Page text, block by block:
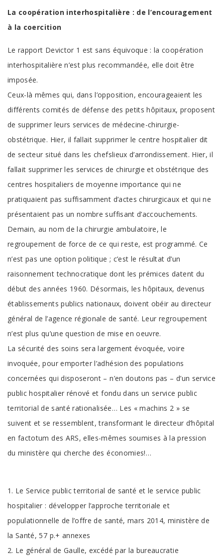
La coopération interhospitalière : de l’encouragement
à la coercition
Le rapport Devictor 1 est sans équivoque : la coopération
interhospitalière n’est plus recommandée, elle doit être
imposée.
Ceux-là mêmes qui, dans l’opposition, encourageaient les
différents comités de défense des petits hôpitaux, proposent
de supprimer leurs services de médecine-chirurgie-
obstétrique. Hier, il fallait supprimer le centre hospitalier dit
de secteur situé dans les chefslieux d’arrondissement. Hier, il
fallait supprimer les services de chirurgie et obstétrique des
centres hospitaliers de moyenne importance qui ne
pratiquaient pas suffisamment d’actes chirurgicaux et qui ne
présentaient pas un nombre suffisant d’accouchements.
Demain, au nom de la chirurgie ambulatoire, le
regroupement de force de ce qui reste, est programmé. Ce
n’est pas une option politique ; c’est le résultat d’un
raisonnement technocratique dont les prémices datent du
début des années 1960. Désormais, les hôpitaux, devenus
établissements publics nationaux, doivent obéir au directeur
général de l’agence régionale de santé. Leur regroupement
n’est plus qu’une question de mise en oeuvre.
La sécurité des soins sera largement évoquée, voire
invoquée, pour emporter l’adhésion des populations
concernées qui disposeront – n’en doutons pas – d’un service
public hospitalier rénové et fondu dans un service public
territorial de santé rationalisée… Les « machins 2 » se
suivent et se ressemblent, transformant le directeur d’hôpital
en factotum des ARS, elles-mêmes soumises à la pression
du ministère qui cherche des économies!…
1. Le Service public territorial de santé et le service public
hospitalier : développer l’approche territoriale et
populationnelle de l’offre de santé, mars 2014, ministère de
la Santé, 57 p.+ annexes
2. Le général de Gaulle, excédé par la bureaucratie